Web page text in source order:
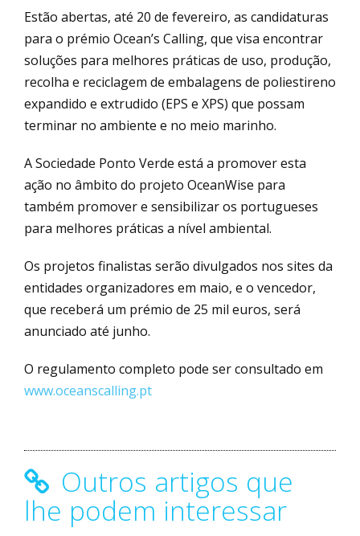
Estão abertas, até 20 de fevereiro, as candidaturas
para o prémio Ocean’s Calling, que visa encontrar
soluções para melhores práticas de uso, produção,
recolha e reciclagem de embalagens de poliestireno
expandido e extrudido (EPS e XPS) que possam
terminar no ambiente e no meio marinho.
A Sociedade Ponto Verde está a promover esta
ação no âmbito do projeto OceanWise para
também promover e sensibilizar os portugueses
para melhores práticas a nível ambiental.
Os projetos finalistas serão divulgados nos sites da
entidades organizadores em maio, e o vencedor,
que receberá um prémio de 25 mil euros, será
anunciado até junho.
O regulamento completo pode ser consultado em
www.oceanscalling.pt
Outros artigos que
lhe podem interessar